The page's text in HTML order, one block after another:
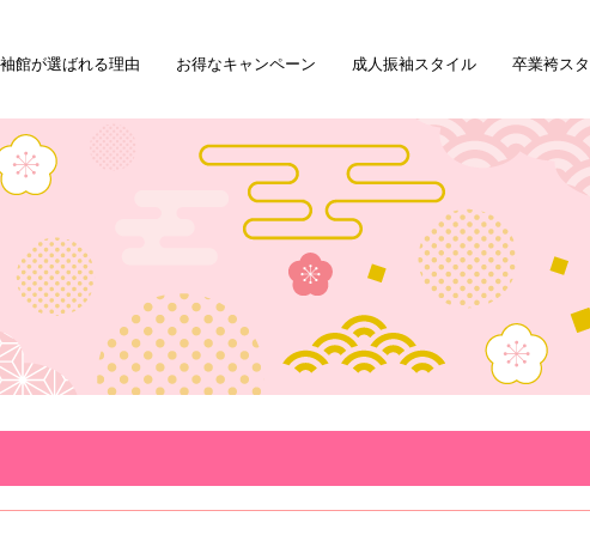
館が選ばれる理由 お得なキャンペーン 成人振袖スタイル 卒業袴ス